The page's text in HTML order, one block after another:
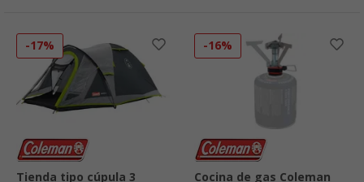
-17%
Tienda tipo cúpula 3
-16%
Cocina de gas Coleman